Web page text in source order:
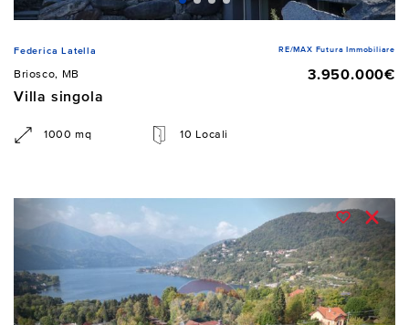
Federica Latella RE/MAX Futura Immobiliare
Briosco, MB
3.950.000€
Villa singola
1000 mq 10 Locali